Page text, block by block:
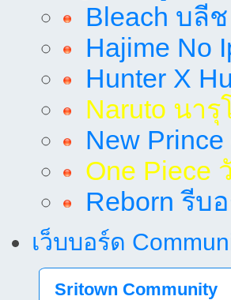
Bleach บลีช
Hajime No
Hunter X
Naruto นารุ
New Prince
One Piece
Reborn รีบ
เว็บบอร์ด
Sritown Community